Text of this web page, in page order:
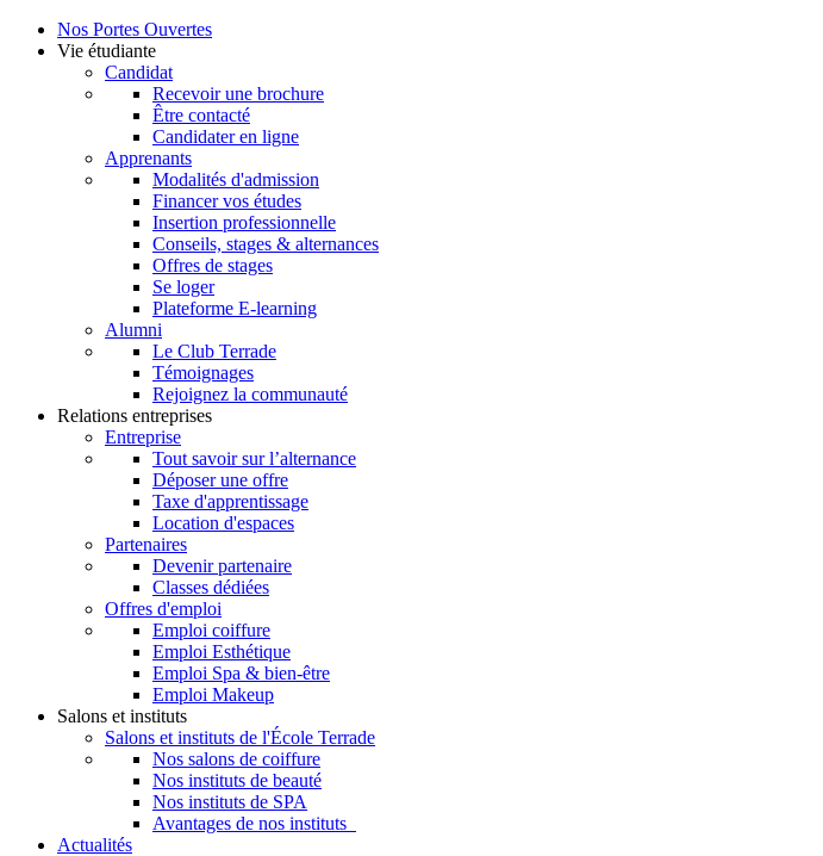
Nos Portes Ouvertes
Vie étudiante
Candidat
Recevoir une brochure
Être contacté
Candidater en ligne
Apprenants
Modalités d'admission
Financer vos études
Insertion professionnelle
Conseils, stages & alternances
Offres de stages
Se loger
Plateforme E-learning
Alumni
Le Club Terrade
Témoignages
Rejoignez la communauté
Relations entreprises
Entreprise
Tout savoir sur l’alternance
Déposer une offre
Taxe d'apprentissage
Location d'espaces
Partenaires
Devenir partenaire
Classes dédiées
Offres d'emploi
Emploi coiffure
Emploi Esthétique
Emploi Spa & bien-être
Emploi Makeup
Salons et instituts
Salons et instituts de l'École Terrade
Nos salons de coiffure
Nos instituts de beauté
Nos instituts de SPA
Avantages de nos instituts
Actualités